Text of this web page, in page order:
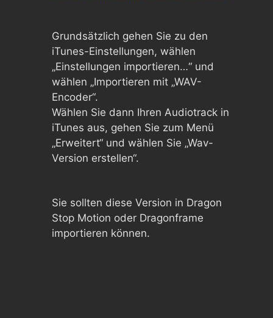
Grundsätzlich gehen Sie zu den
iTunes-Einstellungen, wählen
„Einstellungen importieren…“ und
wählen „Importieren mit „WAV-
Encoder“.
Wählen Sie dann Ihren Audiotrack in
iTunes aus, gehen Sie zum Menü
„Erweitert“ und wählen Sie „Wav-
Version erstellen“.
Sie sollten diese Version in Dragon
Stop Motion oder Dragonframe
importieren können.